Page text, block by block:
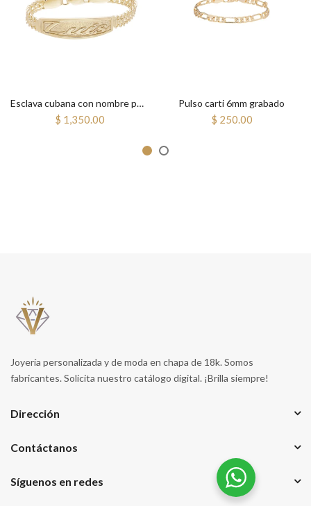
Esclava cubana con nombre personalizada 5mm
$ 1,350.00
Pulso carti 6mm grabado
$ 250.00
Joyería personalizada y de moda en chapa de 18k. Somos
fabricantes. Solicita nuestro catálogo digital. ¡Brilla siempre!
Dirección
Contáctanos
Síguenos en redes